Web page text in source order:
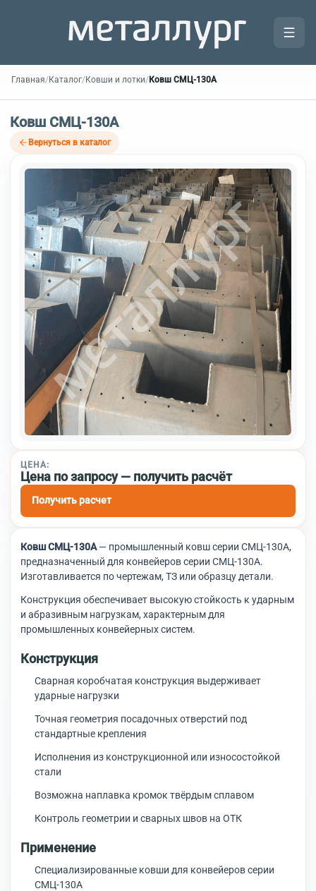
Главная/Каталог/Ковши и лотки/Ковш СМЦ-130А
Ковш СМЦ-130А
Вернуться в каталог
ЦЕНА:
Цена по запросу — получить расчёт
Получить расчет
Ковш СМЦ-130А— промышленный ковш серии СМЦ-130А,
предназначенный для конвейеров серии СМЦ-130А.
Изготавливается по чертежам, ТЗ или образцу детали.
Конструкция обеспечивает высокую стойкость к ударным
и абразивным нагрузкам, характерным для
промышленных конвейерных систем.
Конструкция
Сварная коробчатая конструкция выдерживает
ударные нагрузки
Точная геометрия посадочных отверстий под
стандартные крепления
Исполнения из конструкционной или износостойкой
стали
Возможна наплавка кромок твёрдым сплавом
Контроль геометрии и сварных швов на ОТК
Применение
Специализированные ковши для конвейеров серии
СМЦ-130А